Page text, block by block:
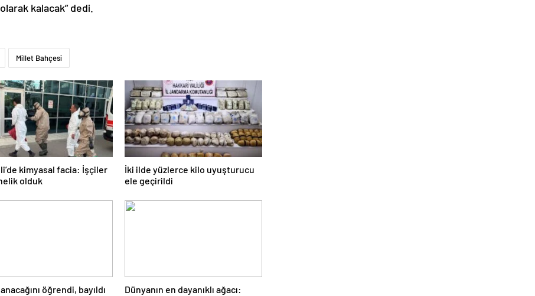
kalacak” dedi.
Millet Bahçesi
kimyasal facia: İşçiler
olduk
İki ilde yüzlerce kilo uyuşturucu
ele geçirildi
öğrendi, bayıldı
Dünyanın en dayanıklı ağacı: